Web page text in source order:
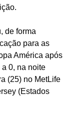
de forma
para as
América após
0, na noite
(25) no MetLife
(Estados